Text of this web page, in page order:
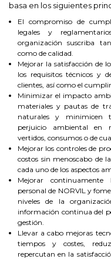
basa en los siguientes
El compromiso de
legales y
organización suscriba
como de calidad.
Mejorar la satisfacción de
los requisitos técnicos y
clientes, así como el
Minimizar el impacto
materiales y pautas de
naturales y minimicen
perjuicio ambiental en
vertidos, consumos o de
Mejorar los controles de
costos sin menoscabo de
cada uno de los aspectos
Mejorar continuamente
personal de NORVIL y
niveles de la
información continua del
gestión.
Llevar a cabo mejoras
tiempos y costes,
repercutan en la
Cancelar